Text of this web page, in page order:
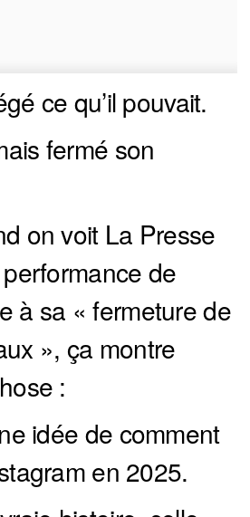
ce qu’il pouvait.
fermé son
on voit La Presse
de
à sa « fermeture de
», ça montre
:
idée de comment
en 2025.